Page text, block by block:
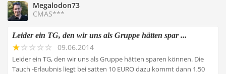
Megalodon73
CMAS***
Leider ein TG, den wir uns als Gruppe hätten spar ...
09.06.2014
Leider ein TG, den wir uns als Gruppe hätten sparen können. Die
Tauch -Erlaubnis liegt bei satten 10 EURO dazu kommt dann 1,50